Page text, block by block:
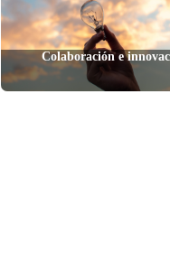
Colaboración e